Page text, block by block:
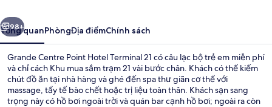
Terminal
21
Tiếp
98+
Tổng quanPhòngĐịa điểmChính sách
Grande Centre Point Hotel Terminal 21 có câu lạc bộ trẻ em miễn phí
và chỉ cách Khu mua sắm trạm 21 vài bước chân. Khách có thể kiếm
chút đồ ăn tại nhà hàng và ghé đến spa thư giãn cơ thể với
massage, tẩy tế bào chết hoặc trị liệu toàn thân. Khách sạn sang
trọng này có hồ bơi ngoài trời và quán bar cạnh hồ bơi; ngoài ra còn